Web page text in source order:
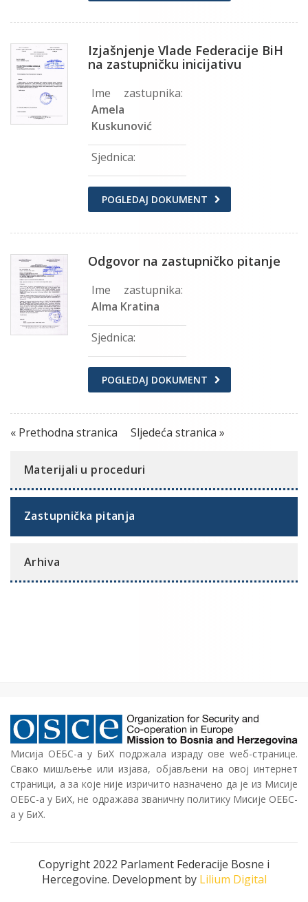
Izjašnjenje Vlade Federacije BiH
na zastupničku inicijativu
Ime zastupnika:
Amela
Kuskunović
Sjednica:
POGLEDAJ DOKUMENT
Odgovor na zastupničko pitanje
Ime zastupnika:
Alma Kratina
Sjednica:
POGLEDAJ DOKUMENT
« Prethodna stranica Sljedeća stranica »
Materijali u proceduri
Zastupnička pitanja
Arhiva
Мисија ОЕБС-а у БиХ подржала израду ове wеб-странице.
Свако мишљење или изјава, објављени на овој интернет
страници, а за које није изричито назначено да је из Мисије
ОЕБС-а у БиХ, не одражава званичну политику Мисије ОЕБС-
а у БиХ.
Copyright 2022 Parlament Federacije Bosne i
Hercegovine. Development by Lilium Digital